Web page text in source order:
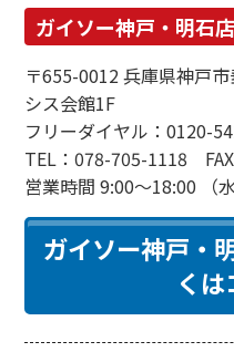
ガイソー神戸・明石店
〒655-0012 兵庫県神戸
シス会館1F
フリーダイヤル：0120-
TEL：078-705-1118
営業時間 9:00～18:00 （
ガイソー神戸・
く